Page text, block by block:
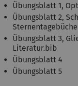
Übungsblatt 1,
Übungsblatt 2,
Übungsblatt 3,
Literatur.bib
Übungsblatt 4
Übungsblatt 5